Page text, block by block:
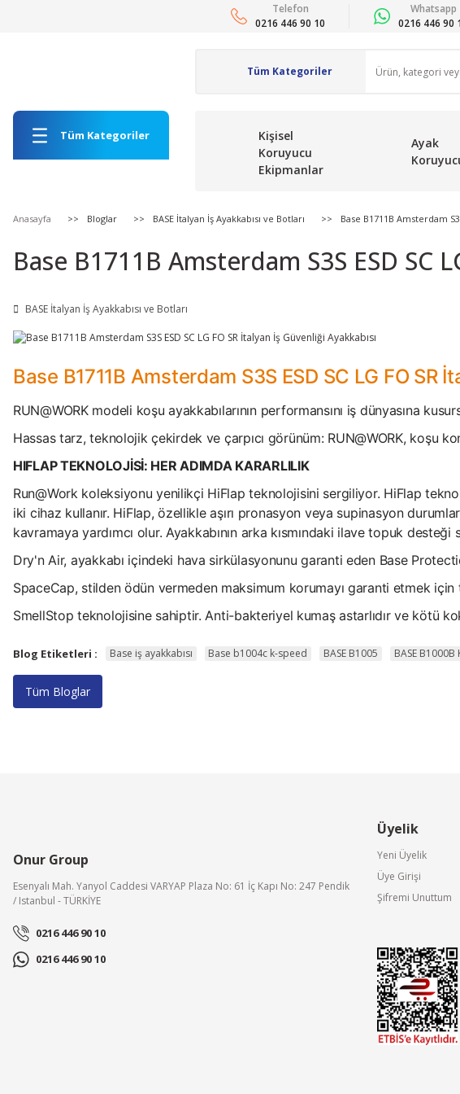
Telefon
0216 446 90 10
Whatsapp
0216 446 90
Tüm Kategoriler
Kişisel
Koruyucu
Ekipmanlar
Ayak
Anasayfa Bloglar BASE İtalyan İş Ayakkabısı ve Botları Base B1711B Amsterdam
Base B1711B Amsterdam S3S ESD SC
BASE İtalyan İş Ayakkabısı ve Botları
Base B1711B Amsterdam S3S ESD SC LG FO SR
RUN@WORK modeli koşu ayakkabılarının performansını iş dünyasına
Hassas tarz, teknolojik çekirdek ve çarpıcı görünüm: RUN@WORK, koşu
HIFLAP TEKNOLOJİSİ: HER ADIMDA KARARLILIK
Run@Work koleksiyonu yenilikçi HiFlap teknolojisini sergiliyor. HiFlap
iki cihaz kullanır. HiFlap, özellikle aşırı pronasyon veya supinasyon
kavramaya yardımcı olur. Ayakkabının arka kısmındaki ilave topuk
Dry'n Air, ayakkabı içindeki hava sirkülasyonunu garanti eden Base
SpaceCap, stilden ödün vermeden maksimum korumayı garanti etmek
SmellStop teknolojisine sahiptir. Anti-bakteriyel kumaş astarlıdır ve kötü
Blog Etiketleri : Base iş ayakkabısı Base b1004c k-speed BASE B1005 BASE B1000B
Tüm Bloglar
Onur Group
Esenyalı Mah. Yanyol Caddesi VARYAP Plaza No: 61 İç Kapı No: 247 Pendik
/ Istanbul - TÜRKİYE
0216 446 90 10
0216 446 90 10
Üyelik
Yeni Üyelik
Üye Girişi
Şifremi Unuttum